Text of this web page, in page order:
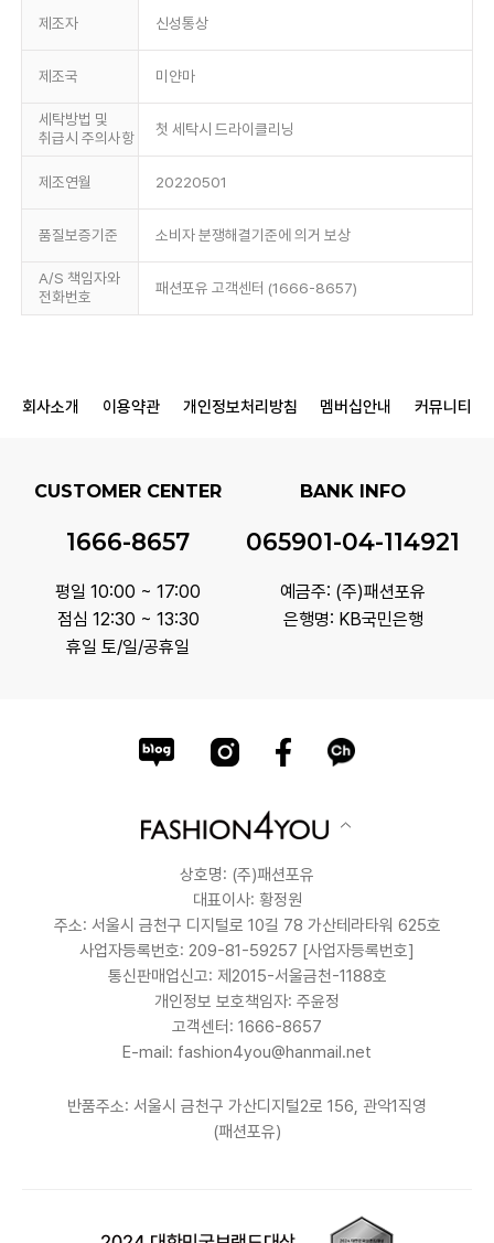
제조자 신성통상
제조국 미얀마
세탁방법 및
취급시 주의사항
첫 세탁시 드라이클리닝
제조연월 20220501
품질보증기준 소비자 분쟁해결기준에 의거 보상
A/S 책임자와
전화번호
패션포유 고객센터 (1666-8657)
회사소개 이용약관 개인정보처리방침 멤버십안내 커뮤니티
CUSTOMER CENTER
1666-8657
평일 10:00 ~ 17:00
점심 12:30 ~ 13:30
휴일 토/일/공휴일
BANK INFO
065901-04-114921
예금주: (주)패션포유
은행명: KB국민은행
상호명: (주)패션포유
대표이사: 황정원
주소: 서울시 금천구 디지털로 10길 78 가산테라타워 625호
사업자등록번호: 209-81-59257 [사업자등록번호]
통신판매업신고: 제2015-서울금천-1188호
개인정보 보호책임자: 주윤정
고객센터: 1666-8657
E-mail: fashion4you@hanmail.net
반품주소: 서울시 금천구 가산디지털2로 156, 관악1직영
(패션포유)